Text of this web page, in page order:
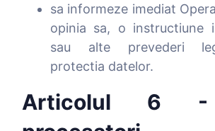
sa informeze imediat
opinia sa, o instructiune
sau alte prevederi
protectia datelor.
Articolul 6 -